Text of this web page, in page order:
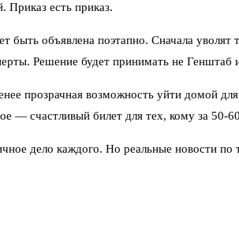
Приказ есть приказ.
быть объявлена поэтапно. Сначала
Решение будет принимать не
прозрачная возможность уйти домой
счастливый билет для тех, кому за 50-
дело каждого. Но реальные новости по